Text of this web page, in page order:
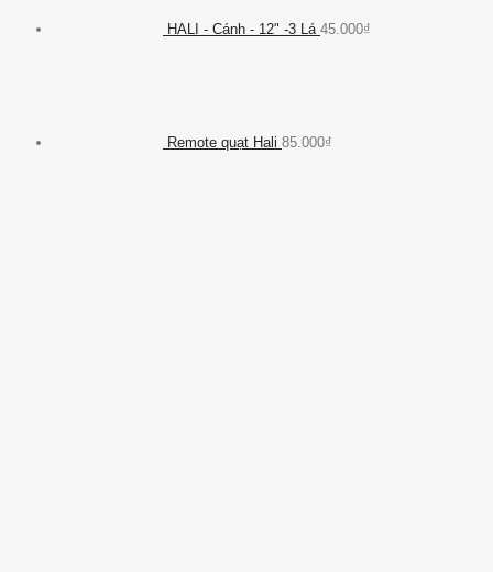
HALI - Cánh - 12" -3 Lá 45.000₫
Remote quạt Hali 85.000₫